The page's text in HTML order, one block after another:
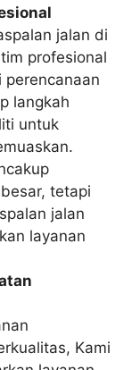
jalan di
profesional
perencanaan
langkah
untuk
tetapi
jalan
layanan
Kami